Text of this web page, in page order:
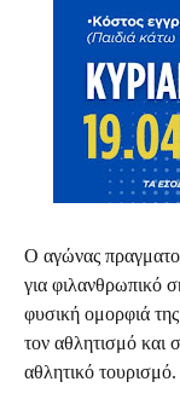
Ο αγώνας
για φιλανθρωπικό
φυσική ομορφιά
τον αθλητισμό και
αθλητικό τουρισμό.